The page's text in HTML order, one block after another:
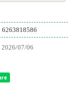
6263818586
2026/07/06